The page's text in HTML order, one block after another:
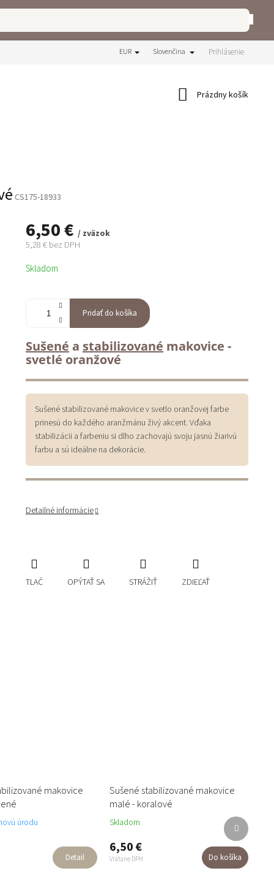
EUR Slovenčina Prihlásenie
Nákupný
Prázdny košík
CS175-18933
6,50 € / zväzok
5,28 € bez DPH
Jednotková
cena:
Skladom
Pridať do košíka
Sušené a stabilizované makovice -
svetlé oranžové
Sušené stabilizované makovice v svetlo oranžovej farbe
prinesú do každého aranžmánu živý akcent. Vďaka
stabilizácii a farbeniu si dlho zachovajú svoju jasnú žiarivú
farbu a sú ideálne na dekorácie.
Detailné informácie
TLAČ OPÝTAŤ SA STRÁŽIŤ ZDIEĽAŤ
makovice
úrodu
Detail
Sušené stabilizované makovice
malé - koralové
Skladom
6,50 €
Vrátane DPH Do košíka
Ďalší
produkt